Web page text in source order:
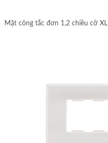
Mặt công tắc đơn 1,2 chiều cỡ XL